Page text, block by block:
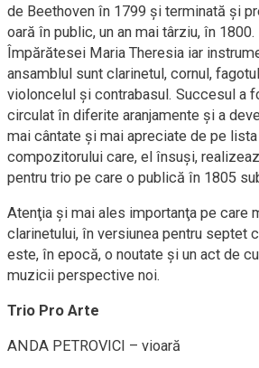
de Beethoven în 1799 şi terminată şi
oară în public, un an mai târziu, în
Împărătesei Maria Theresia iar
ansamblul sunt clarinetul, cornul,
violoncelul şi contrabasul. Succesul a
circulat în diferite aranjamente şi a
mai cântate şi mai apreciate de pe
compozitorului care, el însuşi,
pentru trio pe care o publică în 1805
Atenţia şi mai ales importanţa pe care
clarinetului, în versiunea pentru septet
este, în epocă, o noutate şi un act de
muzicii perspective noi.
Trio Pro Arte
ANDA PETROVICI – vioară